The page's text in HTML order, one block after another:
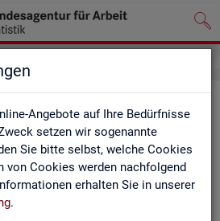
Angebote auf Ihre Bedürfnisse
setzen wir sogenannte
Sie bitte selbst, welche Cookies
von Cookies werden nachfolgend
erhalten Sie in unserer
.
der so­zi­al­ver­si­che­
Be­schäf­tig­ten nach
- Deutsch­
und Ge­mein­den